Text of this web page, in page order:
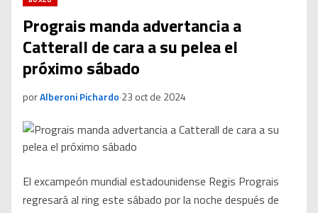
Prograis manda advertancia a
Catterall de cara a su pelea el
próximo sábado
porAlberoni Pichardo·23 oct de 2024
El excampeón mundial estadounidense Regis Prograis
regresará al ring este sábado por la noche después de